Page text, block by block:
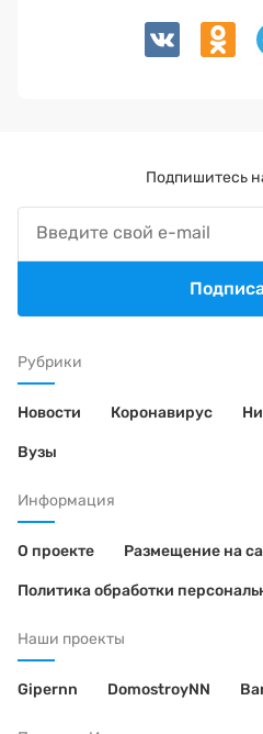
Рубрики
Новости Коронавирус
Вузы
Информация
О проекте Размещение на
Политика обработки
Наши проекты
Gipernn DomostroyNN
Подпишитесь